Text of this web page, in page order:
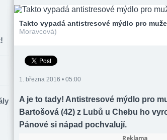
Takto vypadá antistresové mýdlo pro
Moravcová)
1. března 2016 • 05:00
A je to tady! Antistresové mýdlo pro
Bartošová (42) z Lubů u Chebu ho
Pánové si nápad pochvalují.